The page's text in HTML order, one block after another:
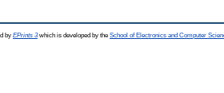
by EPrints 3which is developed by the School of Electronics and Computer